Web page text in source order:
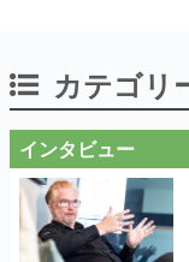
カテゴリ
インタビュー